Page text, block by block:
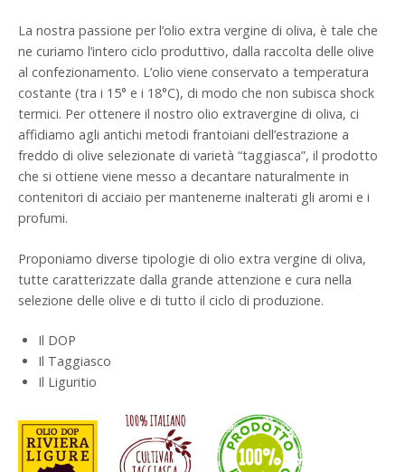
La nostra passione per l’olio extra vergine di oliva, è tale che
ne curiamo l’intero ciclo produttivo, dalla raccolta delle olive
al confezionamento. L’olio viene conservato a temperatura
costante (tra i 15° e i 18°C), di modo che non subisca shock
termici. Per ottenere il nostro olio extravergine di oliva, ci
affidiamo agli antichi metodi frantoiani dell’estrazione a
freddo di olive selezionate di varietà “taggiasca”, il prodotto
che si ottiene viene messo a decantare naturalmente in
contenitori di acciaio per mantenerne inalterati gli aromi e i
profumi.
Proponiamo diverse tipologie di olio extra vergine di oliva,
tutte caratterizzate dalla grande attenzione e cura nella
selezione delle olive e di tutto il ciclo di produzione.
Il DOP
Il Taggiasco
Il Liguritio